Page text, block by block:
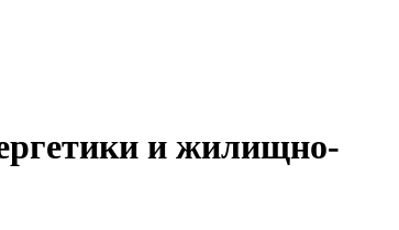
и жилищно-